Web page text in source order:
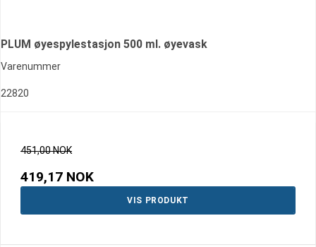
PLUM øyespylestasjon 500 ml. øyevask
Varenummer
22820
451,00 NOK
419,17 NOK
VIS PRODUKT